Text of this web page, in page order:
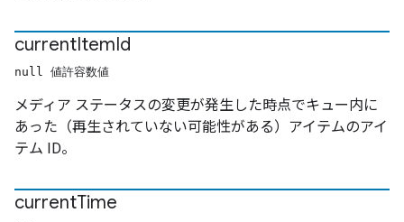
currentItemId
null 値許容数値
メディア ステータスの変更が発生した時点でキュー内に
あった（再生されていない可能性がある）アイテムのアイ
テム ID。
currentTime